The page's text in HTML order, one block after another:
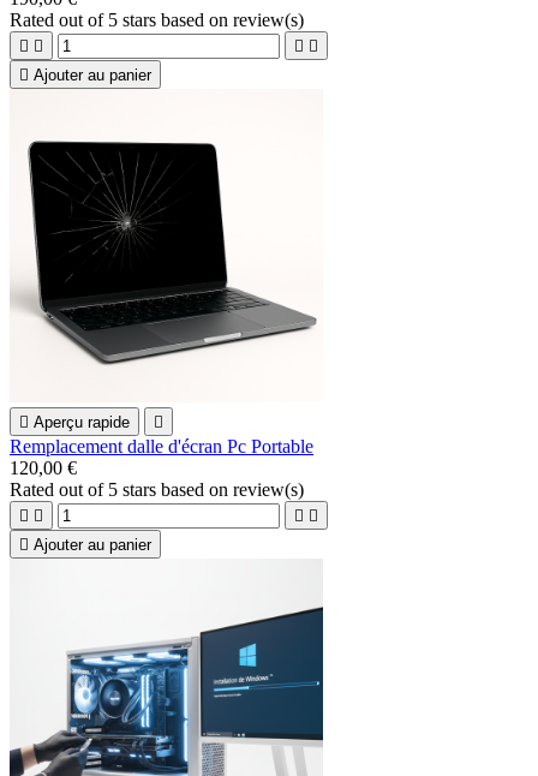
Rated out of 5 stars based on review(s)
   
 Ajouter au panier
 Aperçu rapide 
Remplacement dalle d'écran Pc Portable
120,00 €
Rated out of 5 stars based on review(s)
   
 Ajouter au panier